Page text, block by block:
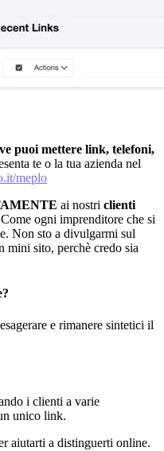
puoi mettere link, telefoni,
te o la tua azienda nel
meplo
ai nostri clienti
ogni imprenditore che si
Non sto a divulgarmi sul
mini sito, perchè credo sia
e rimanere sintetici il
i clienti a varie
unico link.
aiutarti a distinguerti online.